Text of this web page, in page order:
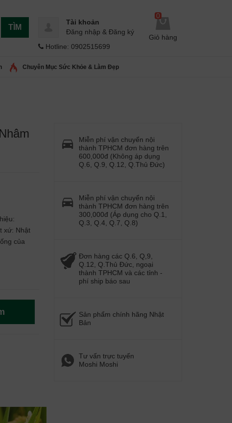
TÌM
0
Giỏ hàng
Tài khoản
Đăng nhập & Đăng ký
Hotline: 0902515699
Chuyên Mục Sức Khỏe & Làm Đẹp
xứ: Nhật
của
Miễn phí vận chuyển nội
thành TPHCM đơn hàng trên
600,000đ (Không áp dụng
Q.6, Q.9, Q.12, Q.Thủ Đức)
Miễn phí vận chuyển nội
thành TPHCM đơn hàng trên
300,000đ (Áp dụng cho Q.1,
Q.3, Q.4, Q.7, Q.8)
Đơn hàng các Q.6, Q,9,
Q.12, Q.Thủ Đức, ngoại
thành TPHCM và các tỉnh -
phí ship báo sau
Sản phẩm chính hãng Nhật
Bản
Tư vấn trực tuyến
Moshi Moshi